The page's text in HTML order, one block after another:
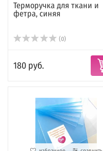
Терморучка для ткани и
фетра, синяя
(0)
180 руб.